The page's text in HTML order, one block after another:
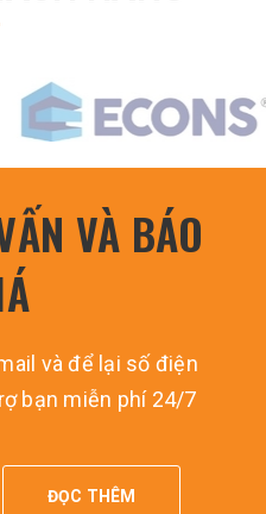
VÀ BÁO
và để lại số điện
bạn miễn phí 24/7
ĐỌC THÊM